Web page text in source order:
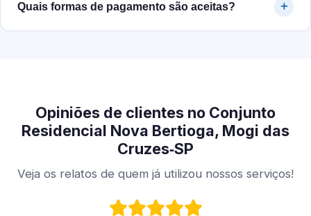
Quais formas de pagamento são aceitas?
Opiniões de clientes no Conjunto
Residencial Nova Bertioga, Mogi das
Cruzes‑SP
Veja os relatos de quem já utilizou nossos serviços!